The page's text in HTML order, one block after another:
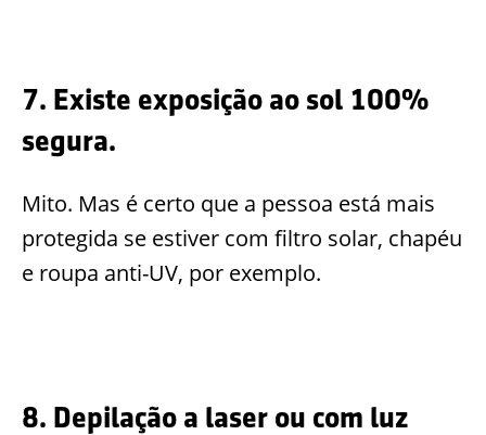
7. Existe exposição ao sol 100%
segura.
Mito. Mas é certo que a pessoa está mais
protegida se estiver com filtro solar, chapéu
e roupa anti-UV, por exemplo.
8. Depilação a laser ou com luz